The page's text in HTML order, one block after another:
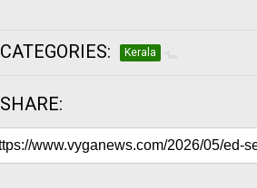
CATEGORIES: Kerala
SHARE: